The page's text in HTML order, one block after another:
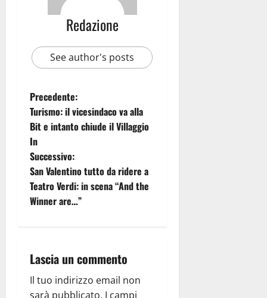
Redazione
See author's posts
Precedente:
Turismo: il vicesindaco va alla
Bit e intanto chiude il Villaggio
In
Successivo:
San Valentino tutto da ridere a
Teatro Verdi: in scena “And the
Winner are…”
Lascia un commento
Il tuo indirizzo email non
sarà pubblicato. I campi